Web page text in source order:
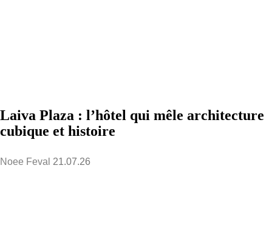
Laiva Plaza : l’hôtel qui mêle architecture
cubique et histoire
Noee Feval 21.07.26